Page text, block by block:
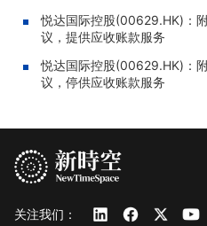
悦达国际控股(00629.HK)：
议，提供应收账款服务
悦达国际控股(00629.HK)：
议，停供应收账款服务
关注我们：